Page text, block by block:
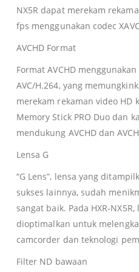
NX5R dapat merekam
fps menggunakan codec
AVCHD Format
Format AVCHD
AVC/H.264, yang
merekam rekaman video HD
Memory Stick PRO Duo dan
mendukung AVCHD dan
Lensa G
“G Lens”, lensa yang
sukses lainnya, sudah
sangat baik. Pada HXR-
dioptimalkan untuk
camcorder dan teknologi
Filter ND bawaan